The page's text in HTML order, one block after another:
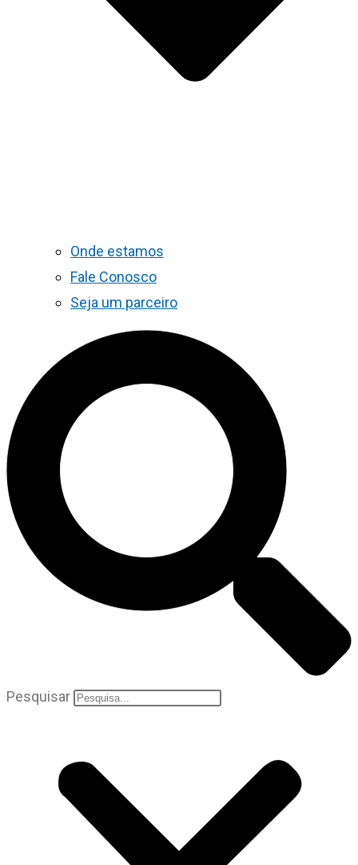
Onde estamos
Fale Conosco
Seja um parceiro
Pesquisar